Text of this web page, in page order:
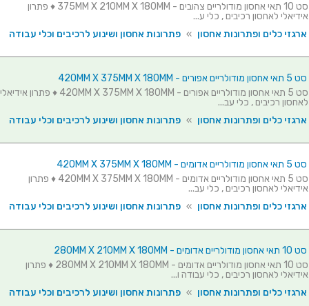
סט 10 תאי אחסון מודולריים צהובים - 375MM X 210MM X 180MM ♦ פתרון
אידיאלי לאחסון רכיבים , כלי ע...
ארגזי כלים ופתרונות אחסון » פתרונות אחסון ושינוע לרכיבים וכלי עבודה
סט 5 תאי אחסון מודולריים אפורים - 420MM X 375MM X 180MM
סט 5 תאי אחסון מודולריים אפורים - 420MM X 375MM X 180MM ♦ פתרון אידיאלי
לאחסון רכיבים , כלי עב...
ארגזי כלים ופתרונות אחסון » פתרונות אחסון ושינוע לרכיבים וכלי עבודה
סט 5 תאי אחסון מודולריים אדומים - 420MM X 375MM X 180MM
סט 5 תאי אחסון מודולריים אדומים - 420MM X 375MM X 180MM ♦ פתרון
אידיאלי לאחסון רכיבים , כלי עב...
ארגזי כלים ופתרונות אחסון » פתרונות אחסון ושינוע לרכיבים וכלי עבודה
סט 10 תאי אחסון מודולריים אדומים - 280MM X 210MM X 180MM
סט 10 תאי אחסון מודולריים אדומים - 280MM X 210MM X 180MM ♦ פתרון
אידיאלי לאחסון רכיבים , כלי עבודה ו...
ארגזי כלים ופתרונות אחסון » פתרונות אחסון ושינוע לרכיבים וכלי עבודה